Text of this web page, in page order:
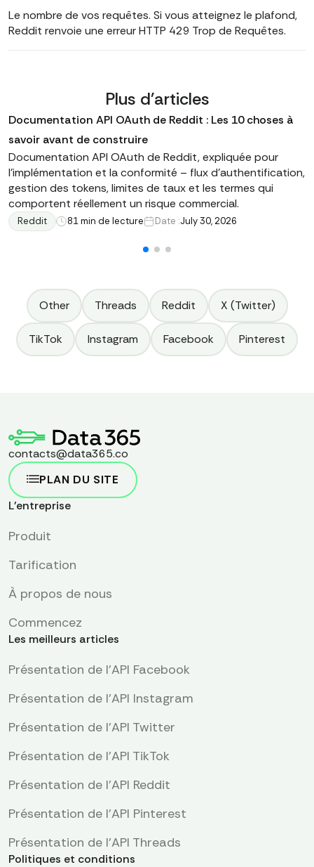
Le nombre de vos requêtes. Si vous atteignez le plafond,
Reddit renvoie une erreur HTTP 429 Trop de Requêtes.
Plus d'articles
Documentation API OAuth de Reddit : Les 10 choses à
savoir avant de construire
Documentation API OAuth de Reddit, expliquée pour
l'implémentation et la conformité – flux d'authentification,
gestion des tokens, limites de taux et les termes qui
comportent réellement un risque commercial.
Reddit 81 min de lecture Date :July 30, 2026
Other Threads Reddit X (Twitter)
TikTok Instagram Facebook Pinterest
contacts@data365.co
PLAN DU SITE
L'entreprise
Produit
Tarification
À propos de nous
Commencez
Les meilleurs articles
Présentation de l'API Facebook
Présentation de l'API Instagram
Présentation de l'API Twitter
Présentation de l'API TikTok
Présentation de l'API Reddit
Présentation de l’API Pinterest
Présentation de l'API Threads
Politiques et conditions